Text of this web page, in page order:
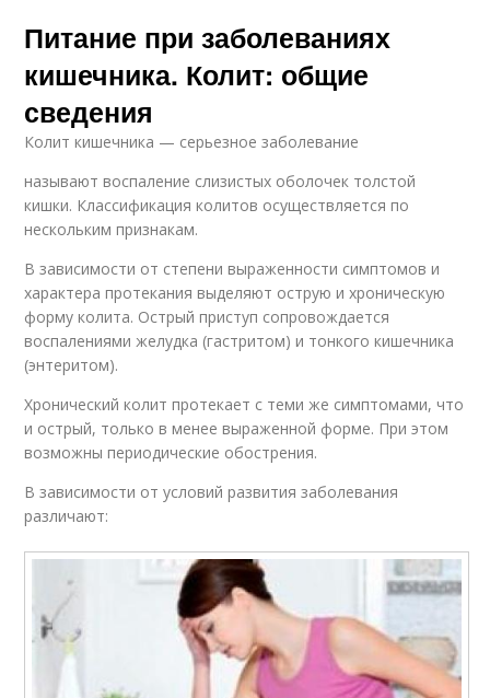
Питание при заболеваниях
кишечника. Колит: общие
сведения
Колит кишечника — серьезное заболевание
называют воспаление слизистых оболочек толстой
кишки. Классификация колитов осуществляется по
нескольким признакам.
В зависимости от степени выраженности симптомов и
характера протекания выделяют острую и хроническую
форму колита. Острый приступ сопровождается
воспалениями желудка (гастритом) и тонкого кишечника
(энтеритом).
Хронический колит протекает с теми же симптомами, что
и острый, только в менее выраженной форме. При этом
возможны периодические обострения.
В зависимости от условий развития заболевания
различают: